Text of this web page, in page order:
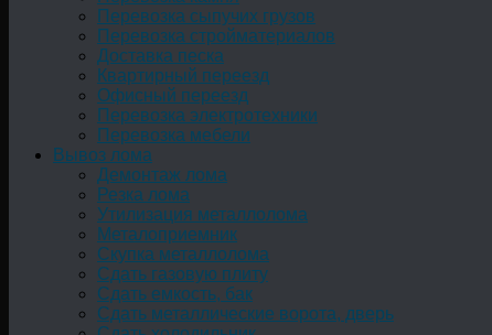
Перевозка сыпучих грузов
Перевозка стройматериалов
Доставка песка
Квартирный переезд
Офисный переезд
Перевозка электротехники
Перевозка мебели
Вывоз лома
Демонтаж лома
Резка лома
Утилизация металлолома
Металоприемник
Скупка металлолома
Сдать газовую плиту
Сдать емкость, бак
Cдать металлические ворота, дверь